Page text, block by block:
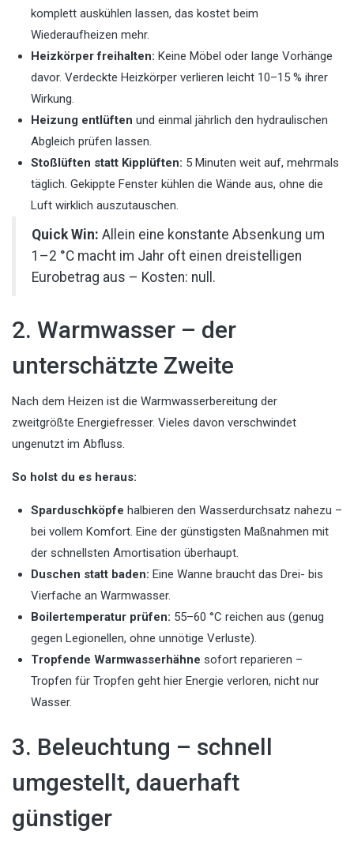
komplett auskühlen lassen, das kostet beim
Wiederaufheizen mehr.
Heizkörper freihalten: Keine Möbel oder lange Vorhänge
davor. Verdeckte Heizkörper verlieren leicht 10–15 % ihrer
Wirkung.
Heizung entlüften und einmal jährlich den hydraulischen
Abgleich prüfen lassen.
Stoßlüften statt Kipplüften: 5 Minuten weit auf, mehrmals
täglich. Gekippte Fenster kühlen die Wände aus, ohne die
Luft wirklich auszutauschen.
Quick Win: Allein eine konstante Absenkung um
1–2 °C macht im Jahr oft einen dreistelligen
Eurobetrag aus – Kosten: null.
2. Warmwasser – der
unterschätzte Zweite
Nach dem Heizen ist die Warmwasserbereitung der
zweitgrößte Energiefresser. Vieles davon verschwindet
ungenutzt im Abfluss.
So holst du es heraus:
Sparduschköpfe halbieren den Wasserdurchsatz nahezu –
bei vollem Komfort. Eine der günstigsten Maßnahmen mit
der schnellsten Amortisation überhaupt.
Duschen statt baden: Eine Wanne braucht das Drei- bis
Vierfache an Warmwasser.
Boilertemperatur prüfen: 55–60 °C reichen aus (genug
gegen Legionellen, ohne unnötige Verluste).
Tropfende Warmwasserhähne sofort reparieren –
Tropfen für Tropfen geht hier Energie verloren, nicht nur
Wasser.
3. Beleuchtung – schnell
umgestellt, dauerhaft
günstiger